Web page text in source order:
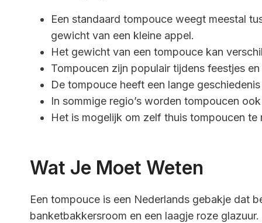
Een standaard tompouce weegt meestal
gewicht van een kleine appel.
Het gewicht van een tompouce kan
Tompoucen zijn populair tijdens feestjes
De tompouce heeft een lange
In sommige regio’s worden tompoucen
Het is mogelijk om zelf thuis tompoucen te
Wat Je Moet Weten
Een tompouce is een Nederlands gebakje dat
banketbakkersroom en een laagje roze